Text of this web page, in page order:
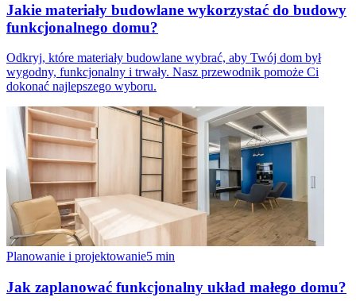
Jakie materiały budowlane wykorzystać do budowy
funkcjonalnego domu?
Odkryj, które materiały budowlane wybrać, aby Twój dom był
wygodny, funkcjonalny i trwały. Nasz przewodnik pomoże Ci
dokonać najlepszego wyboru.
Planowanie i projektowanie5 min
Jak zaplanować funkcjonalny układ małego domu?